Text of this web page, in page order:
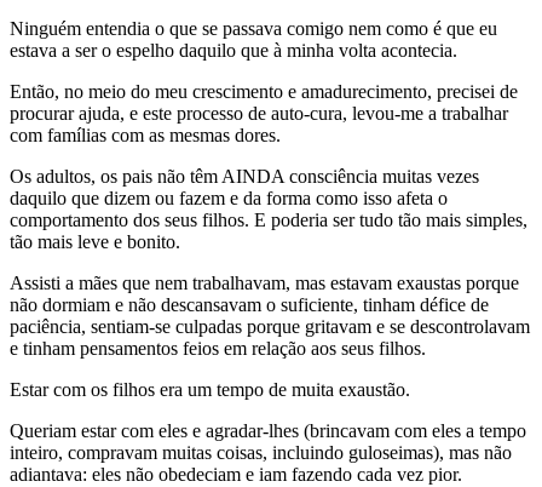
Ninguém entendia o que se passava comigo nem como é que eu
estava a ser o espelho daquilo que à minha volta acontecia.
Então, no meio do meu crescimento e amadurecimento, precisei de
procurar ajuda, e este processo de auto-cura, levou-me a trabalhar
com famílias com as mesmas dores.
Os adultos, os pais não têm AINDA consciência muitas vezes
daquilo que dizem ou fazem e da forma como isso afeta o
comportamento dos seus filhos. E poderia ser tudo tão mais simples,
tão mais leve e bonito.
Assisti a mães que nem trabalhavam, mas estavam exaustas porque
não dormiam e não descansavam o suficiente, tinham défice de
paciência, sentiam-se culpadas porque gritavam e se descontrolavam
e tinham pensamentos feios em relação aos seus filhos.
Estar com os filhos era um tempo de muita exaustão.
Queriam estar com eles e agradar-lhes (brincavam com eles a tempo
inteiro, compravam muitas coisas, incluindo guloseimas), mas não
adiantava: eles não obedeciam e iam fazendo cada vez pior.